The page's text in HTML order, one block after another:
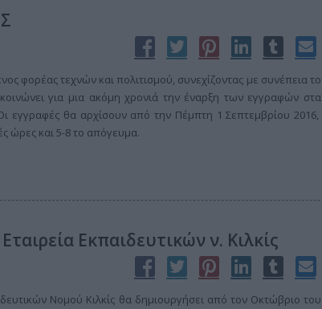
φορέας τεχνών και πολιτισμού, συνεχίζοντας με συνέπεια το
για μια ακόμη χρονιά την έναρξη των εγγραφών στα
εγγραφές θα αρχίσουν από την Πέμπτη 1 Σεπτεμβρίου 2016,
ώρες και 5-8 το απόγευμα.
Εκπαιδευτικών ν. Κιλκίς
Νομού Κιλκίς θα δημιουργήσει από τον Οκτώβριο του